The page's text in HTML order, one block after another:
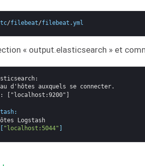
/filebeat/filebeat .yml
« output.elasticsearch » et
d'hôtes auxquels se connecter.
["localhost:9200"]
:
Logstash
"localhost:5044"